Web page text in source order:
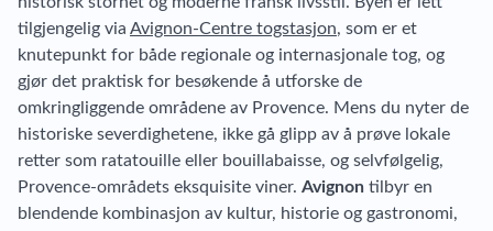
tilgjengelig via Avignon-Centre togstasjon, som er et
knutepunkt for både regionale og internasjonale tog, og
gjør det praktisk for besøkende å utforske de
omkringliggende områdene av Provence. Mens du nyter de
historiske severdighetene, ikke gå glipp av å prøve lokale
retter som ratatouille eller bouillabaisse, og selvfølgelig,
Provence-områdets eksquisite viner. Avignon tilbyr en
blendende kombinasjon av kultur, historie og gastronomi,